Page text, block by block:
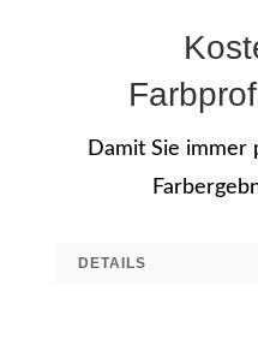
Damit Sie immer
DETAILS